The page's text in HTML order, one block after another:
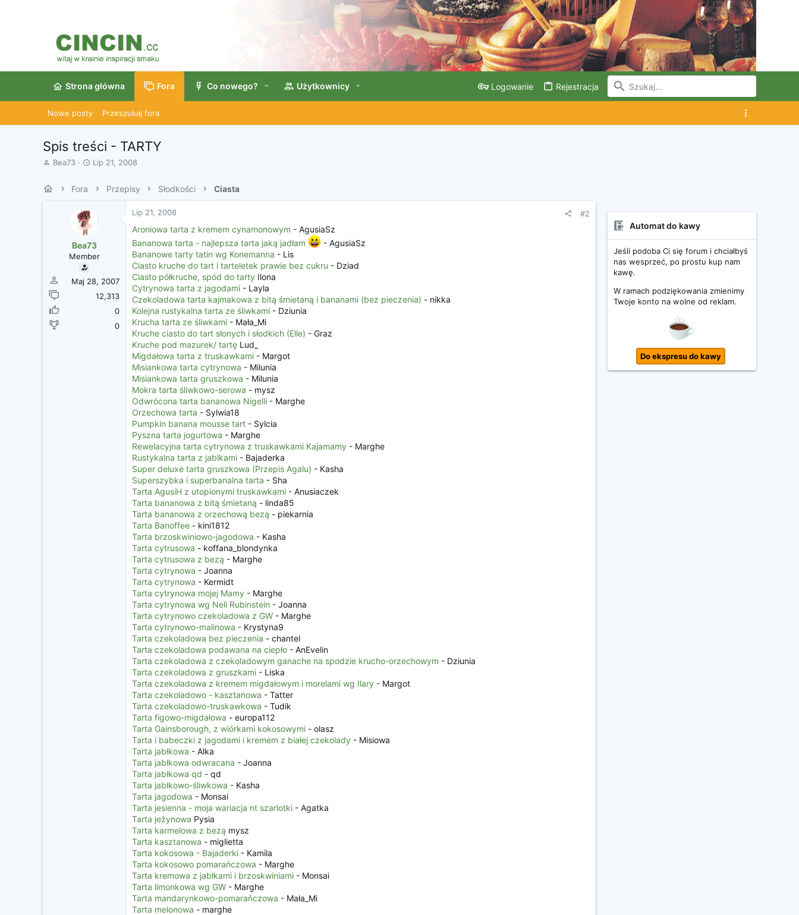
Strona główna Fora Co nowego? Użytkownicy Logowanie Rejestracja
Nowe posty Przeszukaj fora
Spis treści - TARTY
A
Bea73
D
a
o
c
ę
Lip 21, 2008
Fora Przepisy Słodkości Ciasta
Bea73
Member
Maj 28, 2007
12,313
0
0
Lip 21, 2008 #2
Aroniowa tarta z kremem cynamonowym - AgusiaSz
Bananowa tarta - najlepsza tarta jaką jadłam
- AgusiaSz
Bananowe tarty tatin wg Konemanna - Lis
Ciasto kruche do tart i tarteletek prawie bez cukru - Dziad
Ciasto półkruche, spód do tarty Ilona
Cytrynowa tarta z jagodami - Layla
Czekoladowa tarta kajmakowa z bitą śmietaną i bananami (bez pieczenia) - nikka
Kolejna rustykalna tarta ze śliwkami - Dziunia
Krucha tarta ze śliwkami - Mała_Mi
Kruche ciasto do tart słonych i słodkich (Elle) - Graz
Kruche pod mazurek/ tartę Lud_
Migdałowa tarta z truskawkami - Margot
Misiankowa tarta cytrynowa - Milunia
Misiankowa tarta gruszkowa - Milunia
Mokra tarta śliwkowo-serowa - mysz
Odwrócona tarta bananowa Nigelli - Marghe
Orzechowa tarta - Sylwia18
Pumpkin banana mousse tart - Sylcia
Pyszna tarta jogurtowa - Marghe
Rewelacyjna tarta cytrynowa z truskawkami Kajamamy - Marghe
Rustykalna tarta z jablkami - Bajaderka
Super deluxe tarta gruszkowa (Przepis Agalu) - Kasha
Superszybka i superbanalna tarta - Sha
Tarta AgusiH z utopionymi truskawkami - Anusiaczek
Tarta bananowa z bitą śmietaną - linda85
Tarta bananowa z orzechową bezą - piekarnia
Tarta Banoffee - kini1812
Tarta brzoskwiniowo-jagodowa - Kasha
Tarta cytrusowa - koffana_blondynka
Tarta cytrusowa z bezą - Marghe
Tarta cytrynowa - Joanna
Tarta cytrynowa - Kermidt
Tarta cytrynowa mojej Mamy - Marghe
Tarta cytrynowa wg Neli Rubinstein - Joanna
Tarta cytrynowo czekoladowa z GW - Marghe
Tarta cytrynowo-malinowa - Krystyna9
Tarta czekoladowa bez pieczenia - chantel
Tarta czekoladowa podawana na ciepło - AnEvelin
Tarta czekoladowa z czekoladowym ganache na spodzie krucho-orzechowym - Dziunia
Tarta czekoladowa z gruszkami - Liska
Tarta czekoladowa z kremem migdałowym i morelami wg Ilary - Margot
Tarta czekoladowo - kasztanowa - Tatter
Tarta czekoladowo-truskawkowa - Tudik
Tarta figowo-migdałowa - europa112
Tarta Gainsborough, z wiórkami kokosowymi - olasz
Tarta i babeczki z jagodami i kremem z białej czekolady - Misiowa
Tarta jabłkowa - Alka
Tarta jabłkowa odwracana - Joanna
Tarta jabłkowa qd - qd
Tarta jabłkowo-śliwkowa - Kasha
Tarta jagodowa - Monsai
Tarta jesienna - moja wariacja nt szarlotki - Agatka
Tarta jeżynowa Pysia
Tarta karmelowa z bezą mysz
Tarta kasztanowa - miglietta
Tarta kokosowa - Bajaderki - Kamila
Tarta kokosowo pomarańczowa - Marghe
Tarta kremowa z jabłkami i brzoskwiniami - Monsai
Tarta limonkowa wg GW - Marghe
Tarta mandarynkowo-pomarańczowa - Mała_Mi
Tarta melonowa - marghe
Automat do kawy
Jeśli podoba Ci się forum i chciałbyś
nas wesprzeć, po prostu kup nam
kawę.
W ramach podziękowania zmienimy
Twoje konto na wolne od reklam.
Do ekspresu do kawy